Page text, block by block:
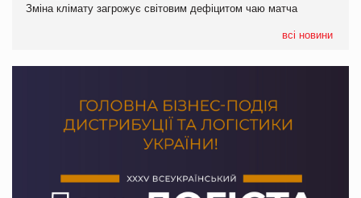
Зміна клімату загрожує світовим дефіцитом чаю матча
всі новини
EVA.UA запустила кампанію «Хто б знав» про асортимент,